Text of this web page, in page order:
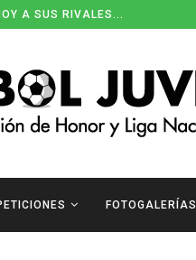
A SUS RIVALES...
FOTOGALERÍAS